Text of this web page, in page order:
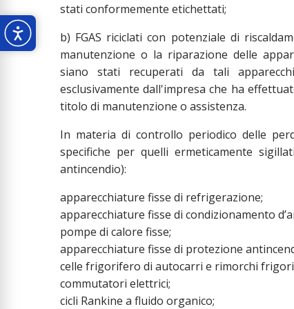
stati conformemente etichettati;
b) FGAS riciclati con potenziale di
manutenzione o la riparazione delle
siano stati recuperati da tali
esclusivamente dall'impresa che ha
titolo di manutenzione o assistenza.
In materia di controllo periodico delle
specifiche per quelli ermeticamente
antincendio):
apparecchiature fisse di refrigerazione;
apparecchiature fisse di condizionamento
pompe di calore fisse;
apparecchiature fisse di protezione
celle frigorifero di autocarri e rimorchi
commutatori elettrici;
cicli Rankine a fluido organico;